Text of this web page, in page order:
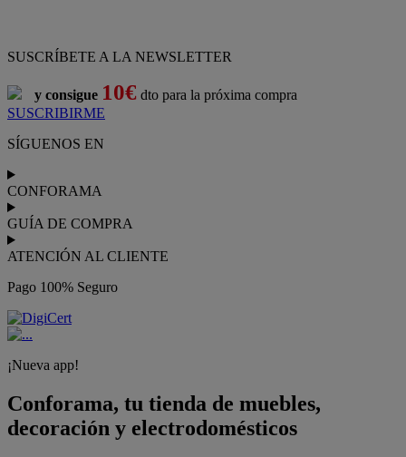
SUSCRÍBETE A LA NEWSLETTER
y consigue 10€ dto para la próxima compra
SUSCRIBIRME
SÍGUENOS EN
CONFORAMA
GUÍA DE COMPRA
ATENCIÓN AL CLIENTE
Pago 100% Seguro
¡Nueva app!
Conforama, tu tienda de muebles,
decoración y electrodomésticos